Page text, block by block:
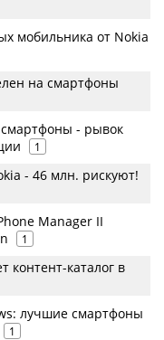
мобильника от Nokia
на смартфоны
- рывок
1
- 46 млн. рискуют!
Manager II
1
контент-каталог в
лучшие смартфоны
1